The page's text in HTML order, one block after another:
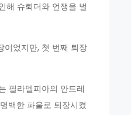
해 슈뢰더와 언쟁을 벌
이었지만, 첫 번째 퇴장
필라델피아의 안드레
백한 파울로 퇴장시켰